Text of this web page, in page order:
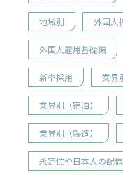
地域別 外国人
外国人雇用基礎編
新卒採用 業界
業界別（宿泊）
業界別（製造）
永定住や日本人の配